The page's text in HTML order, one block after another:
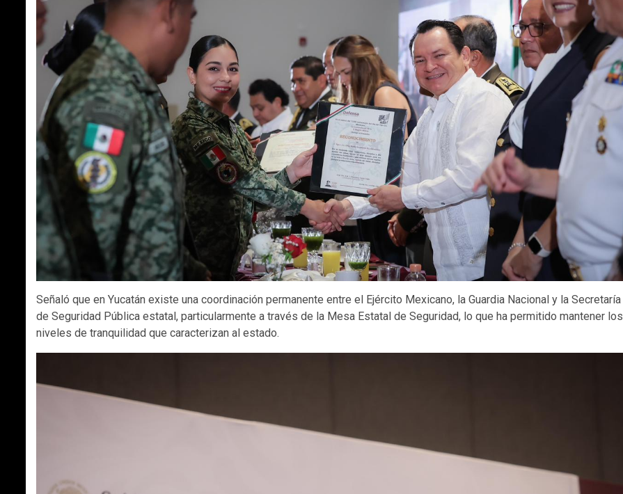
Señaló que en Yucatán existe una coordinación permanente entre el Ejército Mexicano, la Guardia Nacional y la Secretaría
de Seguridad Pública estatal, particularmente a través de la Mesa Estatal de Seguridad, lo que ha permitido mantener los
niveles de tranquilidad que caracterizan al estado.